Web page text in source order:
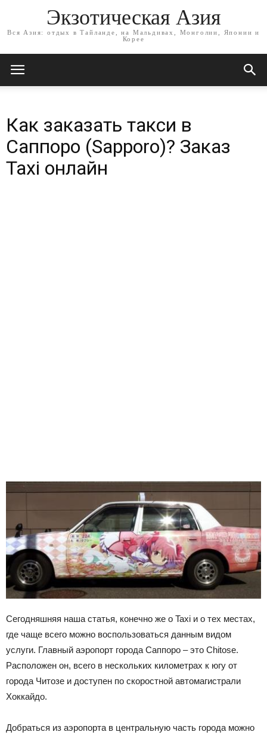
Экзотическая Азия
Вся Азия: отдых в Тайланде, на Мальдивах, Монголии, Японии и
Корее
Как заказать такси в
Саппоро (Sapporo)? Заказ
Taxi онлайн
Сегодняшняя наша статья, конечно же о Taxi и о тех местах,
где чаще всего можно воспользоваться данным видом
услуги. Главный аэропорт города Саппоро – это Chitose.
Расположен он, всего в нескольких километрах к югу от
города Читозе и доступен по скоростной автомагистрали
Хоккайдо.
Добраться из аэропорта в центральную часть города можно